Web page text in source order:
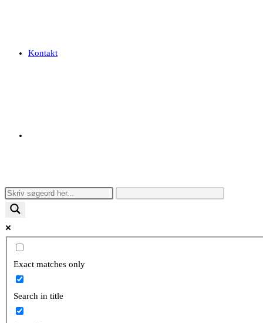
Kontakt
search
Exact matches only
Search in title